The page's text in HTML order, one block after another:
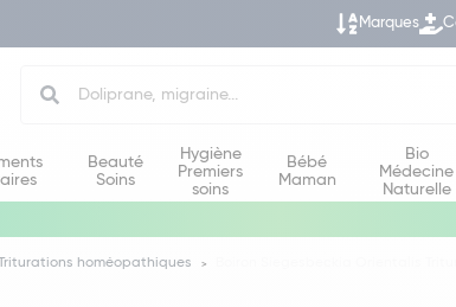
Marques
Beauté
Soins
Hygiène
Premiers
soins
Bébé
Maman
Bio
Médecine
Naturelle
homéopathiques